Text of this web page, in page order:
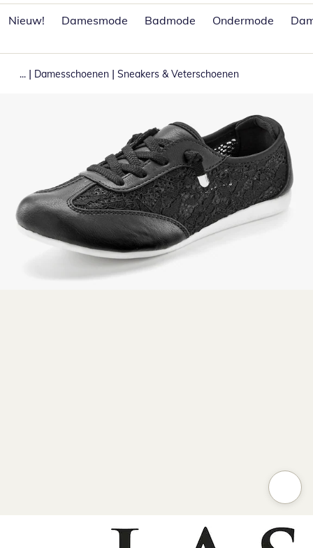
Nieuw!
Damesmode Badmode Ondermode
... | Damesschoenen | Sneakers & Veterschoenen